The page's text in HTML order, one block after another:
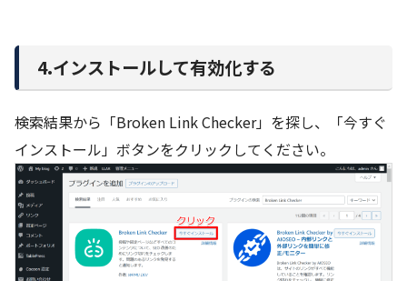
4.インストールして有効化する
検索結果から「Broken Link Checker」を探し、「今すぐ
インストール」ボタンをクリックしてください。